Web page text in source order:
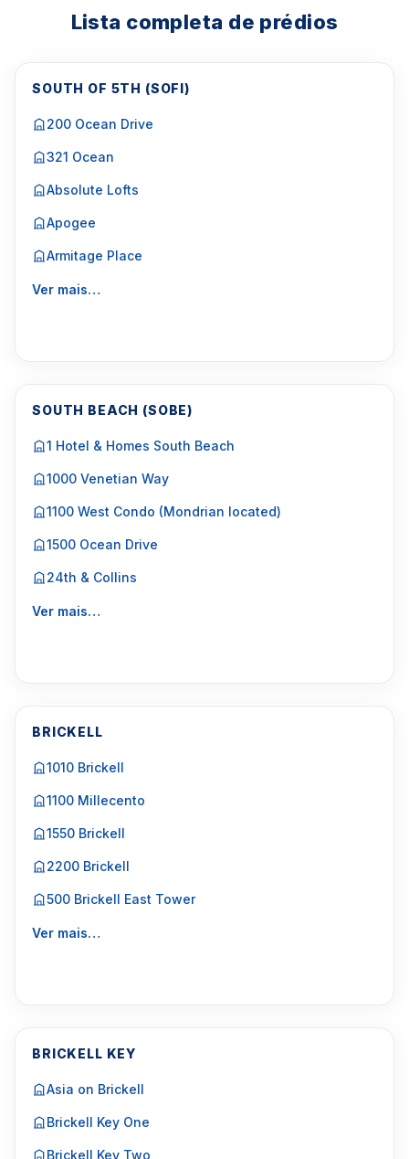
Lista completa de prédios
SOUTH OF 5TH (SOFI)
200 Ocean Drive
321 Ocean
Absolute Lofts
Apogee
Armitage Place
Ver mais…
SOUTH BEACH (SOBE)
1 Hotel & Homes South Beach
1000 Venetian Way
1100 West Condo (Mondrian located)
1500 Ocean Drive
24th & Collins
Ver mais…
BRICKELL
1010 Brickell
1100 Millecento
1550 Brickell
2200 Brickell
500 Brickell East Tower
Ver mais…
BRICKELL KEY
Asia on Brickell
Brickell Key One
Brickell Key Two